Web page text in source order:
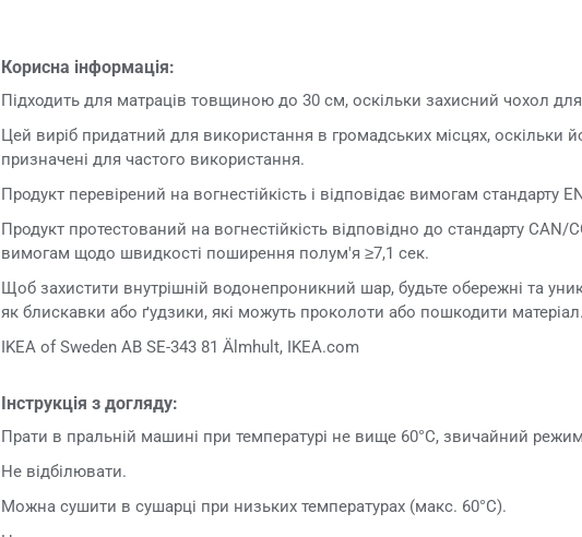
Корисна інформація:
Підходить для матраців товщиною до 30 см, оскільки захисний чохол
Цей виріб придатний для використання в громадських місцях, оскільки
призначені для частого використання.
Продукт перевірений на вогнестійкість і відповідає вимогам стандарту
Продукт протестований на вогнестійкість відповідно до стандарту CAN/
вимогам щодо швидкості поширення полум'я ≥7,1 сек.
Щоб захистити внутрішній водонепроникний шар, будьте обережні та
як блискавки або ґудзики, які можуть проколоти або пошкодити матеріал.
IKEA of Sweden AB SE-343 81 Älmhult, IKEA.com
Інструкція з догляду:
Прати в пральній машині при температурі не вище 60°C, звичайний
Не відбілювати.
Можна сушити в сушарці при низьких температурах (макс. 60°C).